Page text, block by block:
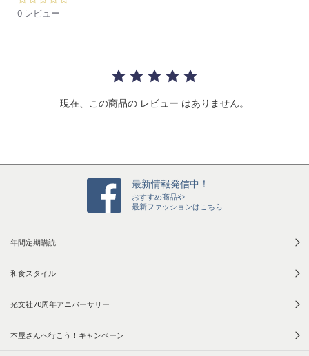
i
0 レビュー
現在、この商品の レビュー はありません。
最新情報発信中！
おすすめ商品や
最新ファッションはこちら
年間定期購読
和食スタイル
光文社70周年アニバーサリー
本屋さんへ行こう！キャンペーン